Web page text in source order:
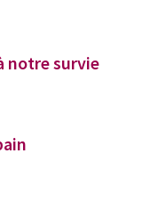
notre survie